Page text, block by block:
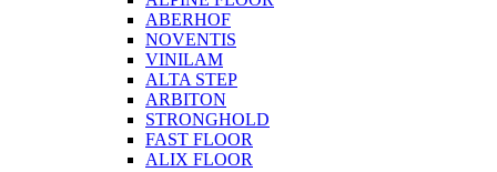
ABERHOF
NOVENTIS
VINILAM
ALTA STEP
ARBITON
STRONGHOLD
FAST FLOOR
ALIX FLOOR